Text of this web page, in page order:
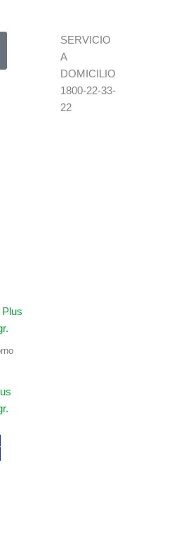
SERVICIO
A
DOMICILIO
1800-22-33-
22